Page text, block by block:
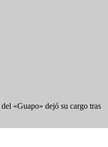
«Guapo» dejó su cargo tras